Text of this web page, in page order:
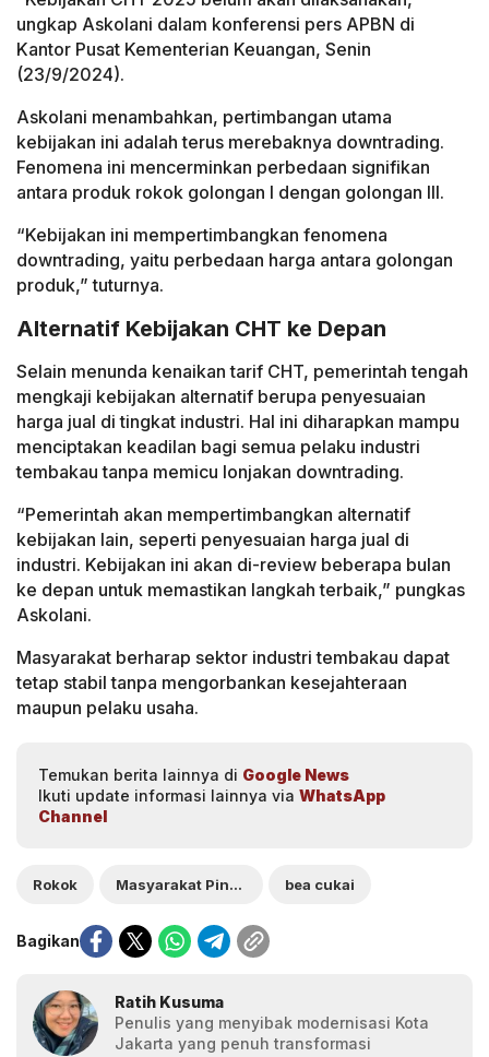
ungkap Askolani dalam konferensi pers APBN di
Kantor Pusat Kementerian Keuangan, Senin
(23/9/2024).
Askolani menambahkan, pertimbangan utama
kebijakan ini adalah terus merebaknya downtrading.
Fenomena ini mencerminkan perbedaan signifikan
antara produk rokok golongan I dengan golongan III.
“Kebijakan ini mempertimbangkan fenomena
downtrading, yaitu perbedaan harga antara golongan
produk,” tuturnya.
Alternatif Kebijakan CHT ke Depan
Selain menunda kenaikan tarif CHT, pemerintah tengah
mengkaji kebijakan alternatif berupa penyesuaian
harga jual di tingkat industri. Hal ini diharapkan mampu
menciptakan keadilan bagi semua pelaku industri
tembakau tanpa memicu lonjakan downtrading.
“Pemerintah akan mempertimbangkan alternatif
kebijakan lain, seperti penyesuaian harga jual di
industri. Kebijakan ini akan di-review beberapa bulan
ke depan untuk memastikan langkah terbaik,” pungkas
Askolani.
Masyarakat berharap sektor industri tembakau dapat
tetap stabil tanpa mengorbankan kesejahteraan
maupun pelaku usaha.
Temukan berita lainnya di Google News
Ikuti update informasi lainnya via WhatsApp
Channel
Rokok Masyarakat Pindah ke Rokok yang Lebih Murah bea cukai
Bagikan
Ratih Kusuma
Penulis yang menyibak modernisasi Kota
Jakarta yang penuh transformasi